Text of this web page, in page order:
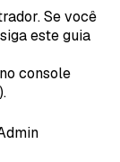
Se você
este guia
no console